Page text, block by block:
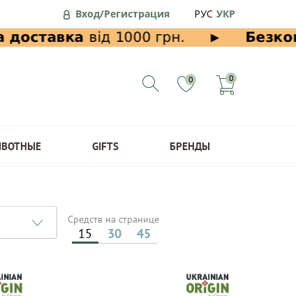
Вход/Регистрация РУС УКР
0 0
GIFTS БРЕНДЫ
Средств на странице
15 30 45